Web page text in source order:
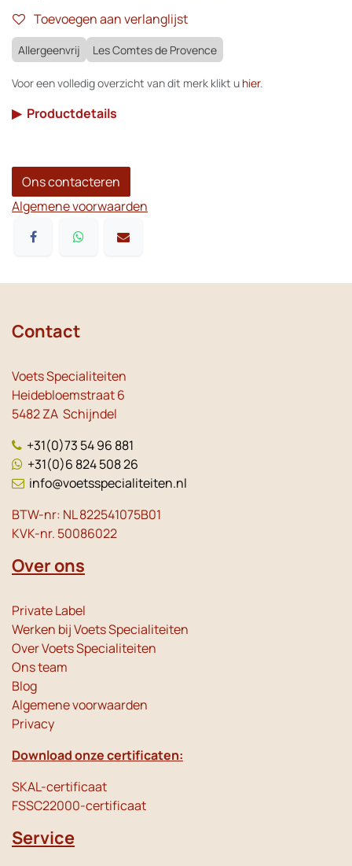
Toevoegen aan verlanglijst
Allergeenvrij Les Comtes de Provence
Voor een volledig overzicht van dit merk klikt u hier.
▶ Productdetails
Ons contacteren
Algemene voorwaarden
Contact
Voets Specialiteiten
Heidebloemstraat 6
5482 ZA Schijndel
+31(0)73 54 96 881
+31(0)6 824 508 26
info@voetsspecialiteiten.nl
BTW-nr: NL 822541075B01
KVK-nr. 50086022
Over ons
Private Label
Werken bij Voets Specialiteiten
Over Voets Specialiteiten
Ons team
Blog
Algemene voorwaarden
Privacy
Download onze certificaten:
SKAL-certificaat
FSSC22000-certificaat
Service